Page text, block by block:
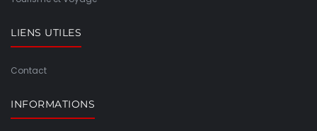
LIENS UTILES
Contact
INFORMATIONS